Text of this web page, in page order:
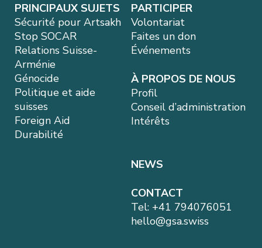
PRINCIPAUX SUJETS
Sécurité pour Artsakh
Stop SOCAR
Relations Suisse-
Arménie
Génocide
Politique et aide
suisses
Foreign Aid
Durabilité
PARTICIPER
Volontariat
Faites un don
Événements
À PROPOS DE NOUS
Profil
Conseil d’administration
Intérêts
NEWS
CONTACT
Tel: +41 794076051
hello@gsa.swiss